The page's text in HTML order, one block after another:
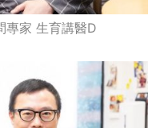
專家 生育講醫D